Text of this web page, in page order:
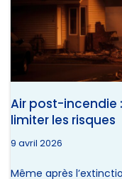
Air post-incendie
limiter les risques
9 avril 2026
Même après